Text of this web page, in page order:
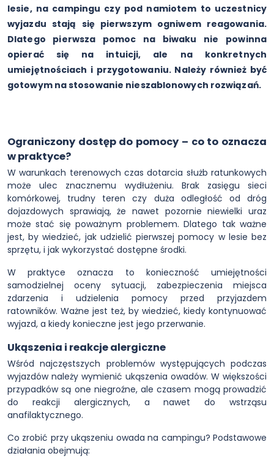
lesie, na campingu czy pod namiotem to uczestnicy
wyjazdu stają się pierwszym ogniwem reagowania.
Dlatego pierwsza pomoc na biwaku nie powinna
opierać się na intuicji, ale na konkretnych
umiejętnościach i przygotowaniu. Należy również być
gotowym na stosowanie nieszablonowych rozwiązań.
Ograniczony dostęp do pomocy – co to oznacza
w praktyce?
W warunkach terenowych czas dotarcia służb ratunkowych
może ulec znacznemu wydłużeniu. Brak zasięgu sieci
komórkowej, trudny teren czy duża odległość od dróg
dojazdowych sprawiają, że nawet pozornie niewielki uraz
może stać się poważnym problemem. Dlatego tak ważne
jest, by wiedzieć, jak udzielić pierwszej pomocy w lesie bez
sprzętu, i jak wykorzystać dostępne środki.
W praktyce oznacza to konieczność umiejętności
samodzielnej oceny sytuacji, zabezpieczenia miejsca
zdarzenia i udzielenia pomocy przed przyjazdem
ratowników. Ważne jest też, by wiedzieć, kiedy kontynuować
wyjazd, a kiedy konieczne jest jego przerwanie.
Ukąszenia i reakcje alergiczne
Wśród najczęstszych problemów występujących podczas
wyjazdów należy wymienić ukąszenia owadów. W większości
przypadków są one niegroźne, ale czasem mogą prowadzić
do reakcji alergicznych, a nawet do wstrząsu
anafilaktycznego.
Co zrobić przy ukąszeniu owada na campingu? Podstawowe
działania obejmują: